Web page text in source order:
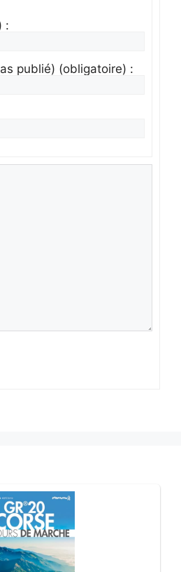
:
publié) (obligatoire) :